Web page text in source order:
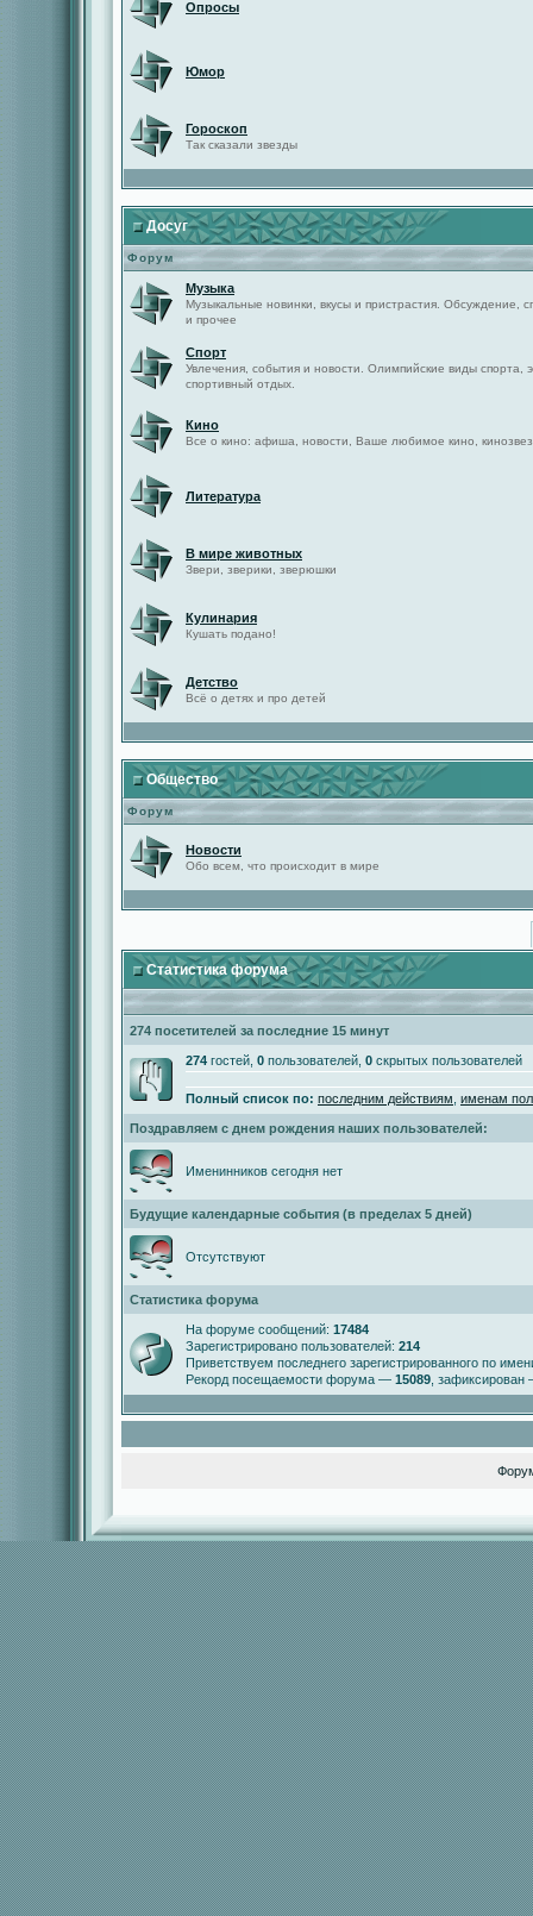
Опросы
Юмор
Гороскоп
Так сказали звезды
Досуг
Форум
Музыка
Музыкальные новинки, вкусы и пристрастия. Обсуждение,
и прочее
Спорт
Увлечения, события и новости. Олимпийские виды спорта,
спортивный отдых.
Кино
Все о кино: афиша, новости, Ваше любимое кино,
Литература
В мире животных
Звери, зверики, зверюшки
Кулинария
Кушать подано!
Детство
Всё о детях и про детей
Общество
Форум
Новости
Обо всем, что происходит в мире
Статистика форума
274 посетителей за последние 15 минут
274 гостей, 0 пользователей, 0 скрытых пользователей
Полный список по: последним действиям именам
Поздравляем с днем рождения наших пользователей:
Именинников сегодня нет
Будущие календарные события (в пределах 5 дней)
Отсутствуют
Статистика форума
На форуме сообщений: 17484
Зарегистрировано пользователей: 214
Приветствуем последнего зарегистрированного по
Рекорд посещаемости форума — 15089 ,